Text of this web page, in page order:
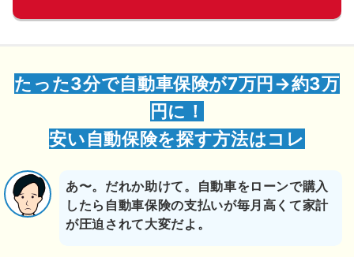
たった3分で自動車保険が7万円→約3万
円に！
安い自動保険を探す方法はコレ
あ〜。だれか助けて。自動車をローンで購入
したら自動車保険の支払いが毎月高くて家計
が圧迫されて大変だよ。